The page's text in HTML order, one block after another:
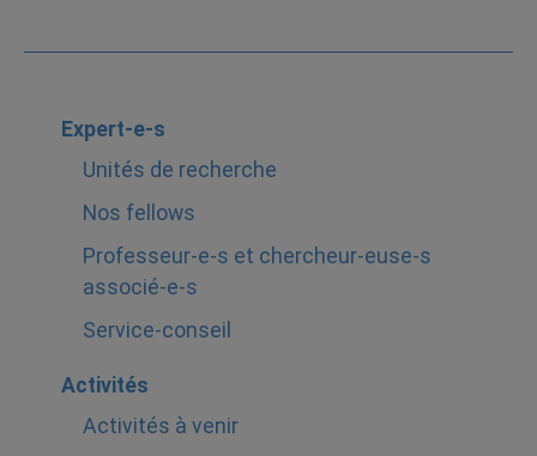
Expert-e-s
Unités de recherche
Nos fellows
Professeur-e-s et chercheur-euse-s
associé-e-s
Service-conseil
Activités
Activités à venir